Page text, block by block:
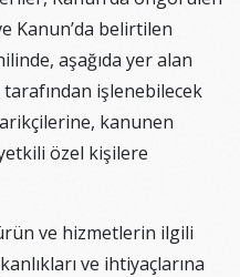
Kanun’da belirtilen
aşağıda yer alan
işlenebilecek
kanunen
özel kişilere
ve hizmetlerin ilgili
ve ihtiyaçlarına